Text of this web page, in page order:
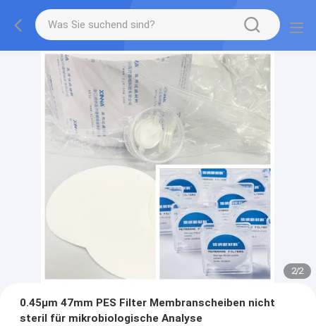
2/2
0.45μm 47mm PES Filter Membranscheiben nicht
steril für mikrobiologische Analyse